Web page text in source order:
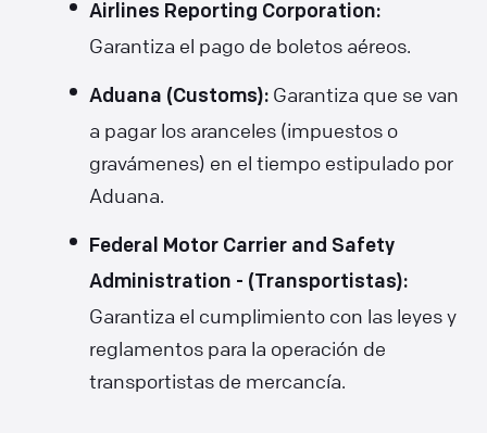
Airlines Reporting Corporation:
Garantiza el pago de boletos aéreos.
Aduana (Customs): Garantiza que se van
a pagar los aranceles (impuestos o
gravámenes) en el tiempo estipulado por
Aduana.
Federal Motor Carrier and Safety
Administration - (Transportistas):
Garantiza el cumplimiento con las leyes y
reglamentos para la operación de
transportistas de mercancía.